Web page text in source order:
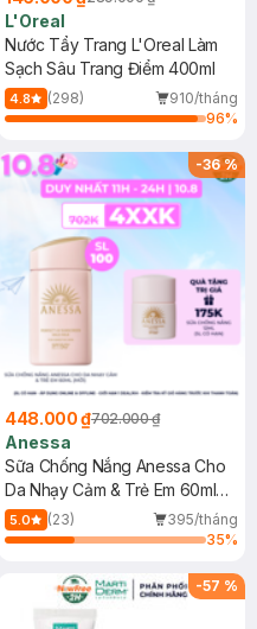
L'Oreal
Nước Tẩy Trang L'Oreal Làm
Sạch Sâu Trang Điểm 400ml
4.8 (298)
910/tháng
96%
-36%
448.000 ₫702.000 ₫
Anessa
Sữa Chống Nắng Anessa Cho
Da Nhạy Cảm & Trẻ Em 60ml
(Mới)
5.0 (23)
395/tháng
35%
-57 %